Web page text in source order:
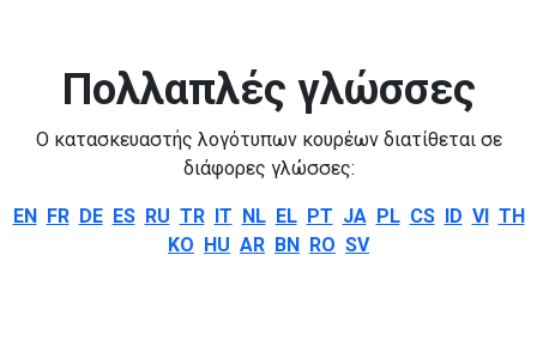
Πολλαπλές γλώσσες
Ο κατασκευαστής λογότυπων κουρέων διατίθεται σε
διάφορες γλώσσες:
EN FR DE ES RU TR IT NL EL PT JA PL CS ID VI TH
KO HU AR BN RO SV